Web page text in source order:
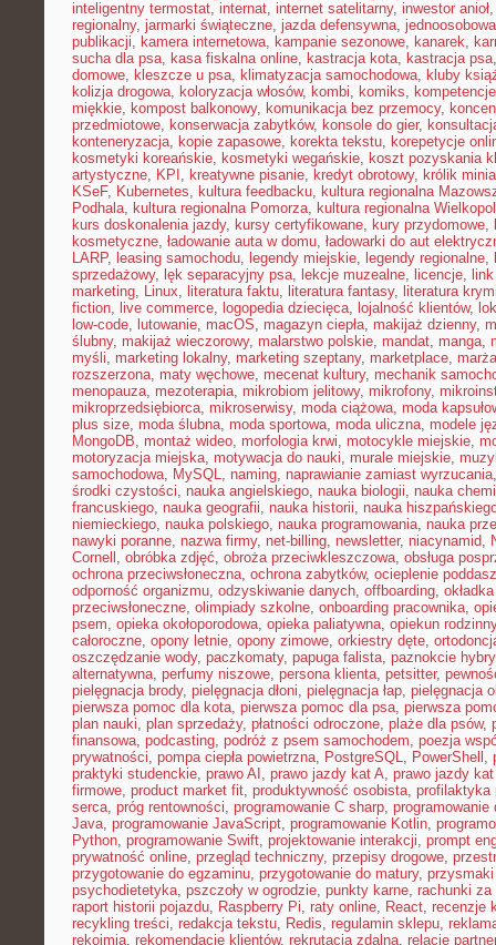
inteligentny termostat, internat, internet satelitarny, inwestor anioł
regionalny, jarmarki świąteczne, jazda defensywna,
publikacji, kamera internetowa, kampanie sezonowe, kanarek,
sucha dla psa, kasa fiskalna online, kastracja kota, kastracja psa
domowe, kleszcze u psa, klimatyzacja samochodowa, kluby
kolizja drogowa, koloryzacja włosów, kombi, komiks,
miękkie, kompost balkonowy, komunikacja bez przemocy,
przedmiotowe, konserwacja zabytków, konsole do gier,
konteneryzacja, kopie zapasowe, korekta tekstu, korepetycje
kosmetyki koreańskie, kosmetyki wegańskie, koszt pozyskania
artystyczne, KPI , kreatywne pisanie, kredyt obrotowy, królik
KSeF, Kubernetes, kultura feedbacku, kultura regionalna
Podhala, kultura regionalna Pomorza, kultura regionalna
kurs doskonalenia jazdy, kursy certyfikowane, kury przydomowe,
kosmetyczne, ładowanie auta w domu, ładowarki do aut
LARP, leasing samochodu, legendy miejskie, legendy regionalne,
sprzedażowy, lęk separacyjny psa, lekcje muzealne, licencje,
marketing, Linux, literatura faktu, literatura fantasy, literatura
fiction, live commerce, logopedia dziecięca, lojalność klientów,
low-code, lutowanie, macOS, magazyn ciepła, makijaż dzienny,
ślubny, makijaż wieczorowy, malarstwo polskie, mandat, manga,
myśli, marketing lokalny, marketing szeptany, marketplace, marża
rozszerzona, maty węchowe, mecenat kultury, mechanik
menopauza, mezoterapia, mikrobiom jelitowy, mikrofony,
mikroprzedsiębiorca, mikroserwisy, moda ciążowa, moda
plus size, moda ślubna, moda sportowa, moda uliczna, modele
MongoDB, montaż wideo, morfologia krwi, motocykle miejskie,
motoryzacja miejska, motywacja do nauki, murale miejskie,
samochodowa, MySQL, naming, naprawianie zamiast wyrzucania
środki czystości, nauka angielskiego, nauka biologii, nauka
francuskiego, nauka geografii, nauka historii, nauka
niemieckiego, nauka polskiego, nauka programowania, nauka
nawyki poranne, nazwa firmy, net-billing, newsletter, niacynamid,
Cornell , obróbka zdjęć, obroża przeciwkleszczowa, obsługa
ochrona przeciwsłoneczna, ochrona zabytków, ocieplenie
odporność organizmu, odzyskiwanie danych, offboarding,
przeciwsłoneczne, olimpiady szkolne, onboarding pracownika,
psem, opieka okołoporodowa, opieka paliatywna, opiekun rodzinny
całoroczne, opony letnie, opony zimowe, orkiestry dęte,
oszczędzanie wody, paczkomaty, papuga falista, paznokcie
alternatywna, perfumy niszowe, persona klienta, petsitter,
pielęgnacja brody, pielęgnacja dłoni, pielęgnacja łap, pielęgnacja
pierwsza pomoc dla kota, pierwsza pomoc dla psa, pierwsza
plan nauki, plan sprzedaży, płatności odroczone, plaże dla psów,
finansowa, podcasting, podróż z psem samochodem, poezja
prywatności, pompa ciepła powietrzna, PostgreSQL, PowerShell ,
praktyki studenckie, prawo AI , prawo jazdy kat A, prawo jazdy
firmowe, product market fit, produktywność osobista, profilaktyka
serca, próg rentowności, programowanie C sharp, programowanie
Java, programowanie JavaScript, programowanie Kotlin,
Python, programowanie Swift, projektowanie interakcji, prompt
prywatność online, przegląd techniczny, przepisy drogowe,
przygotowanie do egzaminu, przygotowanie do matury,
psychodietetyka, pszczoły w ogrodzie, punkty karne, rachunki za
raport historii pojazdu, Raspberry Pi, raty online, React, recenzje
recykling treści, redakcja tekstu, Redis, regulamin sklepu,
rękojmia, rekomendacje klientów, rekrutacja zdalna, relacje